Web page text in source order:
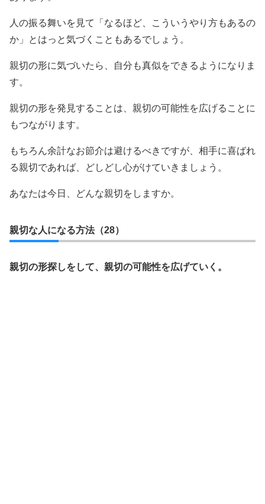
人の振る舞いを見て「なるほど、こういうやり方もあるの
か」とはっと気づくこともあるでしょう。
親切の形に気づいたら、自分も真似をできるようになりま
す。
親切の形を発見することは、親切の可能性を広げることに
もつながります。
もちろん余計なお節介は避けるべきですが、相手に喜ばれ
る親切であれば、どしどし心がけていきましょう。
あなたは今日、どんな親切をしますか。
親切な人になる方法（28）
親切の形探しをして、親切の可能性を広げていく。